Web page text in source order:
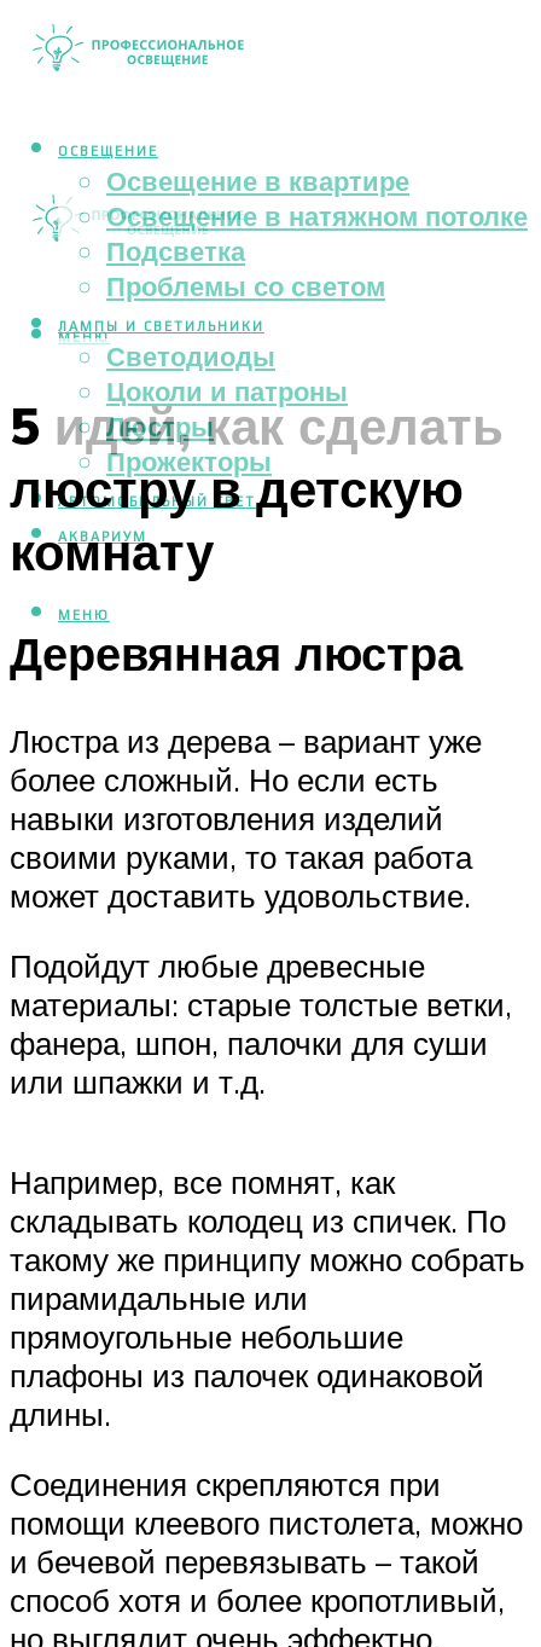
ОСВЕЩЕНИЕ
Освещение в квартире
Освещение в натяжном потолке
Подсветка
Проблемы со светом
ЛАМПЫ И СВЕТИЛЬНИКИ
Светодиоды
Цоколи и патроны
Люстры
Прожекторы
АВТОМОБИЛЬНЫЙ СВЕТ
АКВАРИУМ
МЕНЮ
МЕНЮ
5 идей, как сделать
люстру в детскую
комнату
Деревянная люстра
Люстра из дерева – вариант уже
более сложный. Но если есть
навыки изготовления изделий
своими руками, то такая работа
может доставить удовольствие.
Подойдут любые древесные
материалы: старые толстые ветки,
фанера, шпон, палочки для суши
или шпажки и т.д.
Например, все помнят, как
складывать колодец из спичек. По
такому же принципу можно собрать
пирамидальные или
прямоугольные небольшие
плафоны из палочек одинаковой
длины.
Соединения скрепляются при
помощи клеевого пистолета, можно
и бечевой перевязывать – такой
способ хотя и более кропотливый,
но выглядит очень эффектно.